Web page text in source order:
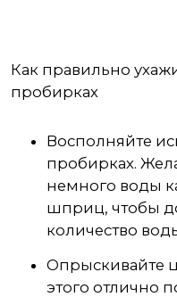
Как правильно
пробирках
Восполняйте
пробирках.
немного воды
шприц, чтобы
количество
Опрыскивайте
этого отлично